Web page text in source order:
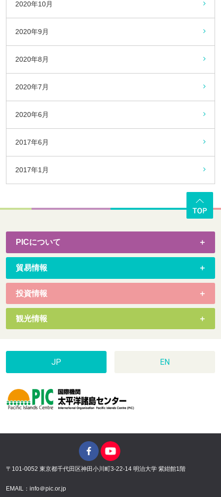
2020年10月
2020年9月
2020年8月
2020年7月
2020年6月
2017年6月
2017年1月
PICについて
貿易情報
投資情報
観光情報
JP EN
〒101-0052 東京都千代田区神田小川町3-22-14 明治大学 紫紺館1階
EMAIL：info＠pic.or.jp